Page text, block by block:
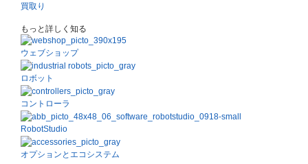
買取り
もっと詳しく知る
ウェブショップ
ロボット
コントローラ
RobotStudio
オプションとエコシステム